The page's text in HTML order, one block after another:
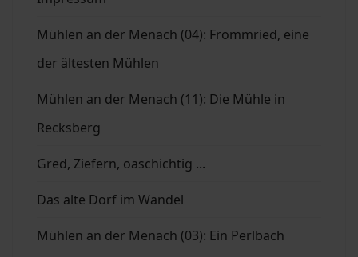
Mühlen an der Menach (04): Frommried, eine
der ältesten Mühlen
Mühlen an der Menach (11): Die Mühle in
Recksberg
Gred, Ziefern, oaschichtig ...
Das alte Dorf im Wandel
Mühlen an der Menach (03): Ein Perlbach